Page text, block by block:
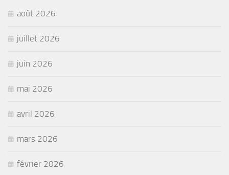
août 2026
juillet 2026
juin 2026
mai 2026
avril 2026
mars 2026
février 2026